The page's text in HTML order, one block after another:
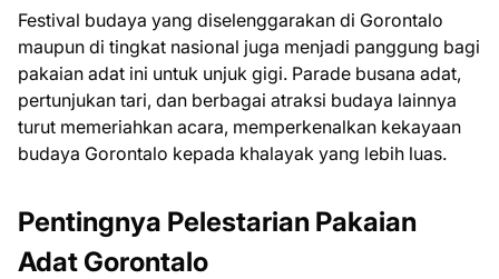
Festival budaya yang diselenggarakan di Gorontalo
maupun di tingkat nasional juga menjadi panggung bagi
pakaian adat ini untuk unjuk gigi. Parade busana adat,
pertunjukan tari, dan berbagai atraksi budaya lainnya
turut memeriahkan acara, memperkenalkan kekayaan
budaya Gorontalo kepada khalayak yang lebih luas.
Pentingnya Pelestarian Pakaian
Adat Gorontalo